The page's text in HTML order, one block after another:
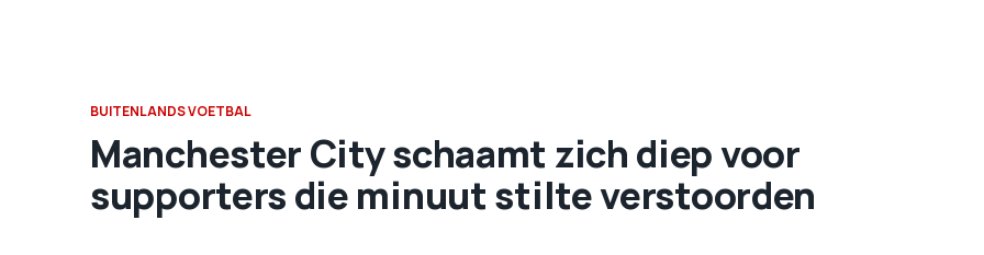
BUITENLANDS VOETBAL
Manchester City schaamt zich diep voor
supporters die minuut stilte verstoorden